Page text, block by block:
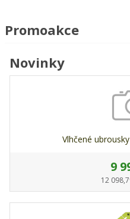
Promoakce
Novinky
Vlhčené
9
12